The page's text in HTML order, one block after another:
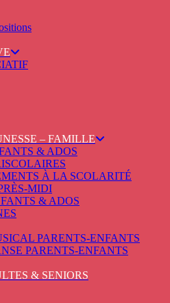
– FAMILLE
& ADOS
À LA SCOLARITÉ
MIDI
& ADOS
PARENTS-ENFANTS
PARENTS-ENFANTS
& SENIORS